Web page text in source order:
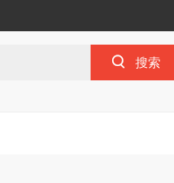
 搜索